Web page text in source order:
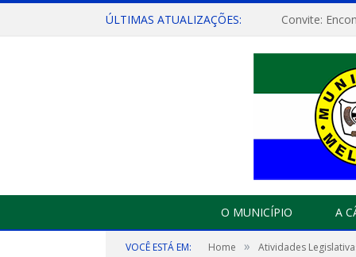
ÚLTIMAS ATUALIZAÇÕES:
O MUNICÍPIO A
VOCÊ ESTÁ EM: Home » Atividades